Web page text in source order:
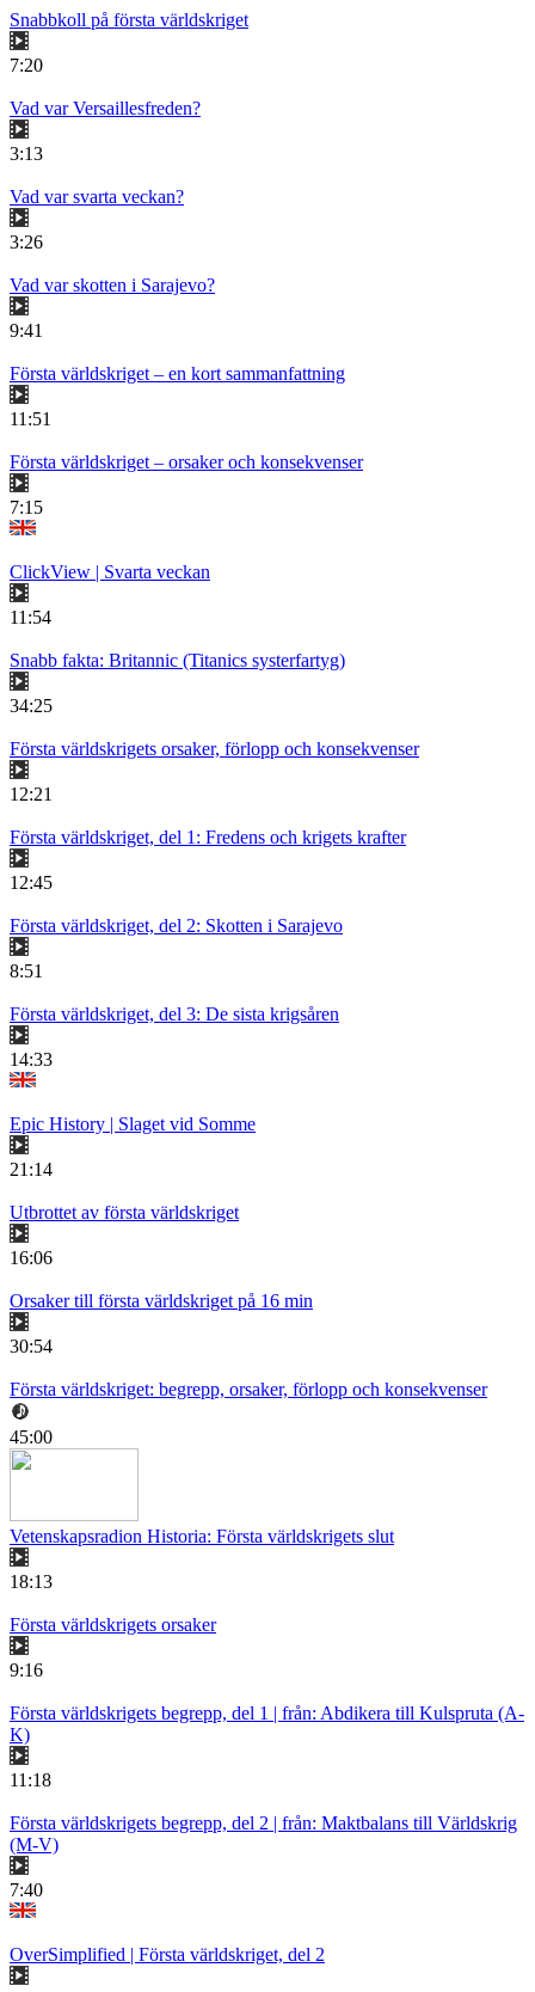
Snabbkoll på första världskriget
7:20
Vad var Versaillesfreden?
3:13
Vad var svarta veckan?
3:26
Vad var skotten i Sarajevo?
9:41
Första världskriget – en kort sammanfattning
11:51
Första världskriget – orsaker och konsekvenser
7:15
ClickView | Svarta veckan
11:54
Snabb fakta: Britannic (Titanics systerfartyg)
34:25
Första världskrigets orsaker, förlopp och konsekvenser
12:21
Första världskriget, del 1: Fredens och krigets krafter
12:45
Första världskriget, del 2: Skotten i Sarajevo
8:51
Första världskriget, del 3: De sista krigsåren
14:33
Epic History | Slaget vid Somme
21:14
Utbrottet av första världskriget
16:06
Orsaker till första världskriget på 16 min
30:54
Första världskriget: begrepp, orsaker, förlopp och konsekvenser
45:00
Vetenskapsradion Historia: Första världskrigets slut
18:13
Första världskrigets orsaker
9:16
Första världskrigets begrepp, del 1 | från: Abdikera till Kulspruta (A-
K)
11:18
Första världskrigets begrepp, del 2 | från: Maktbalans till Världskrig
(M-V)
7:40
OverSimplified | Första världskriget, del 2